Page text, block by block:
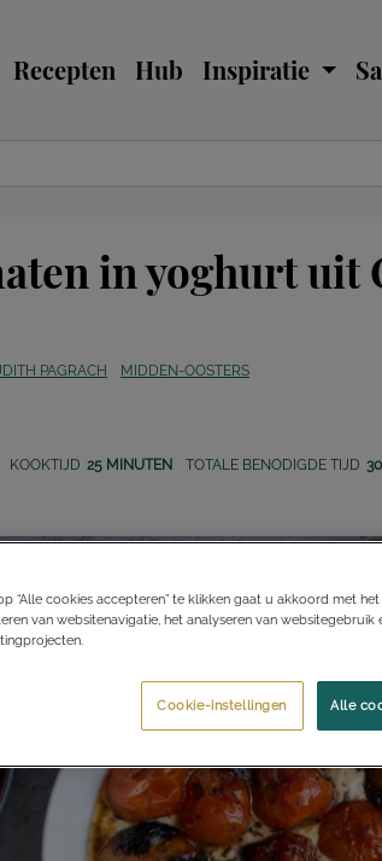
Recepten Hub Inspiratie
in yoghurt uit
PAGRACH MIDDEN-OOSTERS
KOOKTIJD 25 MINUTEN TOTALE BENODIGDE TIJD
“Alle cookies accepteren” te klikken gaat u akkoord met
van websitenavigatie, het analyseren van websitegebruik
Alle
Cookie-instellingen